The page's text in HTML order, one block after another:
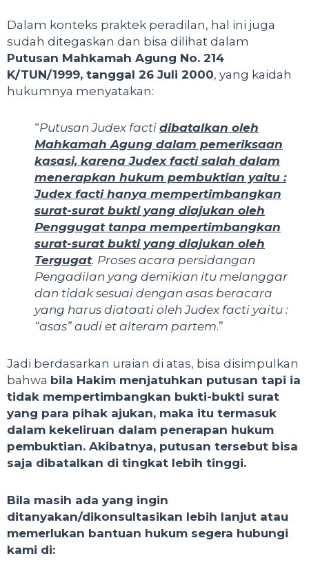
Dalam konteks praktek peradilan, hal ini juga
sudah ditegaskan dan bisa dilihat dalam
Putusan Mahkamah Agung No. 214
K/TUN/1999, tanggal 26 Juli 2000, yang kaidah
hukumnya menyatakan:
“Putusan Judex facti dibatalkan oleh
Mahkamah Agung dalam pemeriksaan
kasasi, karena Judex facti salah dalam
menerapkan hukum pembuktian yaitu :
Judex facti hanya mempertimbangkan
surat-surat bukti yang diajukan oleh
Penggugat tanpa mempertimbangkan
surat-surat bukti yang diajukan oleh
Tergugat. Proses acara persidangan
Pengadilan yang demikian itu melanggar
dan tidak sesuai dengan asas beracara
yang harus diataati oleh Judex facti yaitu :
“asas” audi et alteram partem.”
Jadi berdasarkan uraian di atas, bisa disimpulkan
bahwa bila Hakim menjatuhkan putusan tapi ia
tidak mempertimbangkan bukti-bukti surat
yang para pihak ajukan, maka itu termasuk
dalam kekeliruan dalam penerapan hukum
pembuktian. Akibatnya, putusan tersebut bisa
saja dibatalkan di tingkat lebih tinggi.
Bila masih ada yang ingin
ditanyakan/dikonsultasikan lebih lanjut atau
memerlukan bantuan hukum segera hubungi
kami di: